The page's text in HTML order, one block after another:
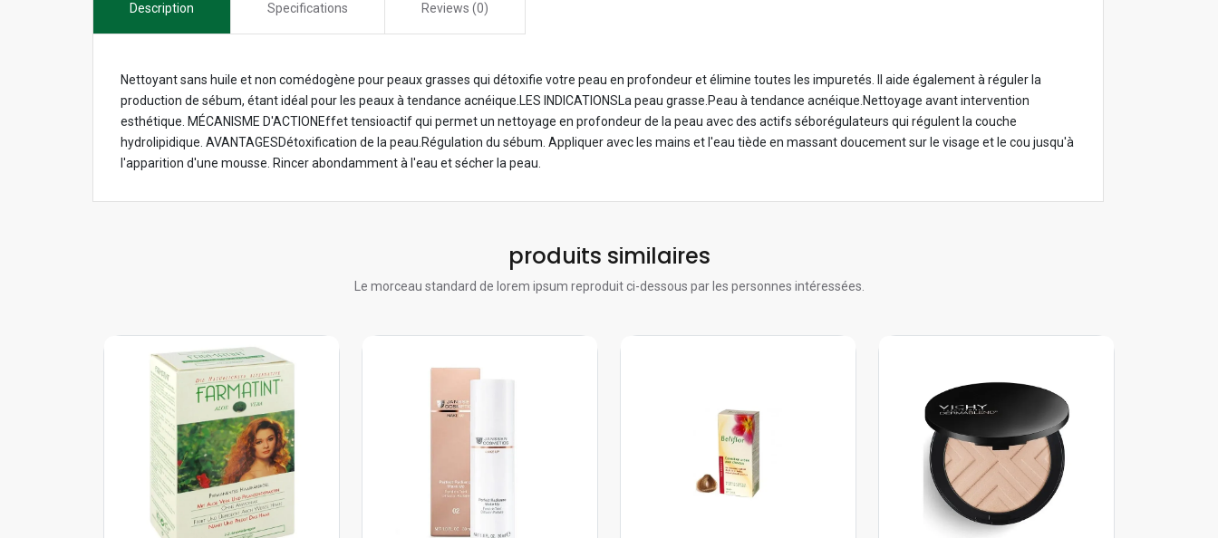
Description Specifications Reviews (0)
Nettoyant sans huile et non comédogène pour peaux grasses qui détoxifie votre peau en profondeur et élimine toutes les impuretés. Il aide également à réguler la
production de sébum, étant idéal pour les peaux à tendance acnéique.LES INDICATIONSLa peau grasse.Peau à tendance acnéique.Nettoyage avant intervention
esthétique. MÉCANISME D'ACTIONEffet tensioactif qui permet un nettoyage en profondeur de la peau avec des actifs séborégulateurs qui régulent la couche
hydrolipidique. AVANTAGESDétoxification de la peau.Régulation du sébum. Appliquer avec les mains et l'eau tiède en massant doucement sur le visage et le cou jusqu'à
l'apparition d'une mousse. Rincer abondamment à l'eau et sécher la peau.
produits similaires
Le morceau standard de lorem ipsum reproduit ci-dessous par les personnes intéressées.